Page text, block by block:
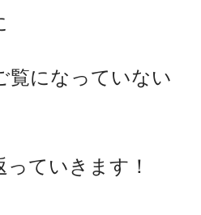
覧になっていない
ていきます！